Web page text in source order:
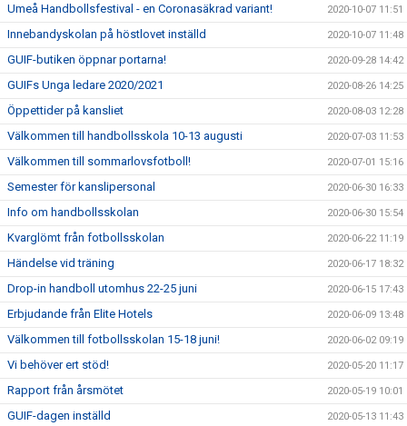
Umeå Handbollsfestival - en Coronasäkrad variant! 2020-10-07 11:51
Innebandyskolan på höstlovet inställd 2020-10-07 11:48
GUIF-butiken öppnar portarna! 2020-09-28 14:42
GUIFs Unga ledare 2020/2021 2020-08-26 14:25
Öppettider på kansliet 2020-08-03 12:28
Välkommen till handbollsskola 10-13 augusti 2020-07-03 11:53
Välkommen till sommarlovsfotboll! 2020-07-01 15:16
Semester för kanslipersonal 2020-06-30 16:33
Info om handbollsskolan 2020-06-30 15:54
Kvarglömt från fotbollsskolan 2020-06-22 11:19
Händelse vid träning 2020-06-17 18:32
Drop-in handboll utomhus 22-25 juni 2020-06-15 17:43
Erbjudande från Elite Hotels 2020-06-09 13:48
Välkommen till fotbollsskolan 15-18 juni! 2020-06-02 09:19
Vi behöver ert stöd! 2020-05-20 11:17
Rapport från årsmötet 2020-05-19 10:01
GUIF-dagen inställd 2020-05-13 11:43